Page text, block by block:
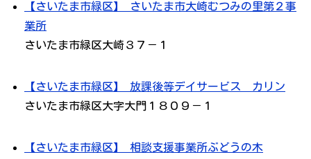
【さいたま市緑区】 さいたま市大崎むつみの里第２事
業所
さいたま市緑区大崎３７－１
【さいたま市緑区】 放課後等デイサービス カリン
さいたま市緑区大字大門１８０９－１
【さいたま市緑区】 相談支援事業所ぶどうの木